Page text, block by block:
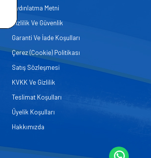
Aydınlatma Metni
Gizlilik Ve Güvenlik
Garanti Ve İade Koşulları
Çerez (Cookie) Politikası
Satış Sözleşmesi
KVKK Ve Gizlilik
Teslimat Koşulları
Üyelik Koşulları
Hakkımızda